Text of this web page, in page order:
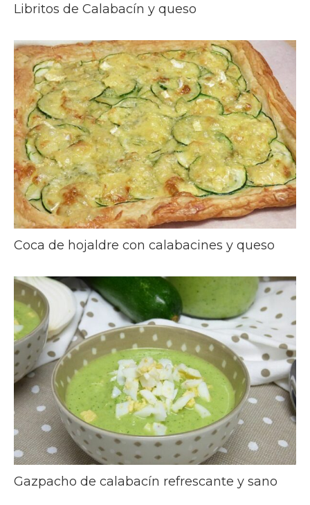
Libritos de Calabacín y queso
Coca de hojaldre con calabacines y queso
Gazpacho de calabacín refrescante y sano